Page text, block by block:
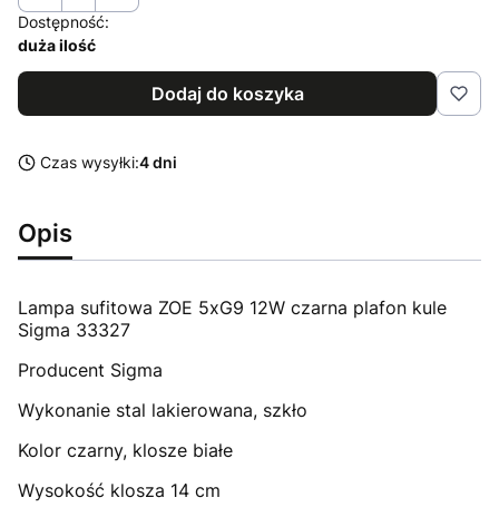
Dostępność:
duża ilość
Dodaj do koszyka
Czas wysyłki:4 dni
Opis
Lampa sufitowa ZOE 5xG9 12W czarna plafon kule
Sigma 33327
Producent Sigma
Wykonanie stal lakierowana, szkło
Kolor czarny, klosze białe
Wysokość klosza 14 cm